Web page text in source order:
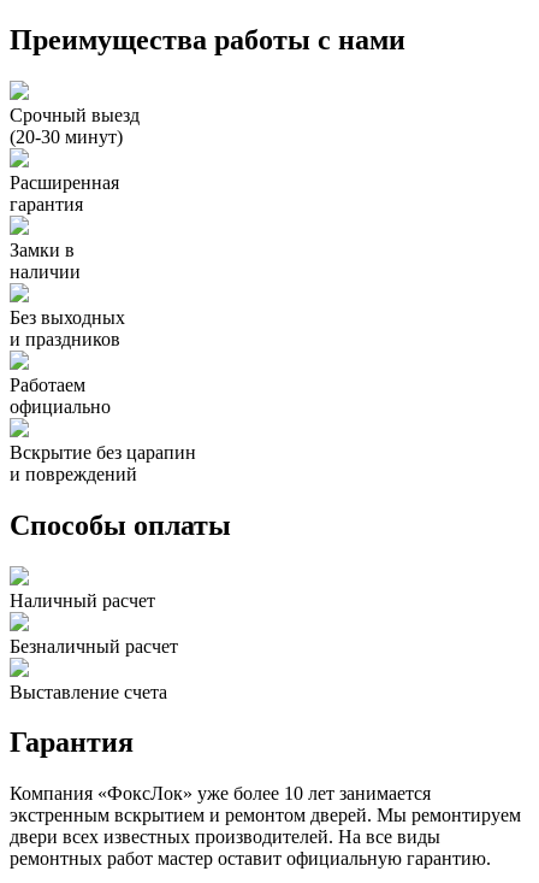
Преимущества работы с нами
Срочный выезд
(20-30 минут)
Расширенная
гарантия
Замки в
наличии
Без выходных
и праздников
Работаем
официально
Вскрытие без царапин
и повреждений
Способы оплаты
Наличный расчет
Безналичный расчет
Выставление счета
Гарантия
Компания «ФоксЛок» уже более 10 лет занимается
экстренным вскрытием и ремонтом дверей. Мы ремонтируем
двери всех известных производителей. На все виды
ремонтных работ мастер оставит официальную гарантию.